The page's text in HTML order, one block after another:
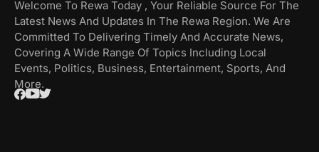
Welcome To Rewa Today , Your Reliable Source For The
Latest News And Updates In The Rewa Region. We Are
Committed To Delivering Timely And Accurate News,
Covering A Wide Range Of Topics Including Local
Events, Politics, Business, Entertainment, Sports, And
More.